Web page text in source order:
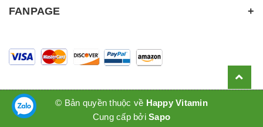
FANPAGE
© Bản quyền thuộc về Happy Vitamin
Cung cấp bởiSapo